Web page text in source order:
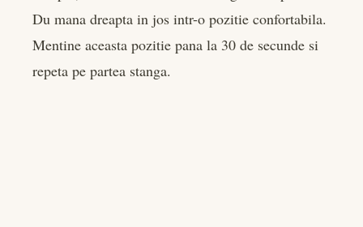
Du mana dreapta in jos intr-o pozitie confortabila.
Mentine aceasta pozitie pana la 30 de secunde si
repeta pe partea stanga.